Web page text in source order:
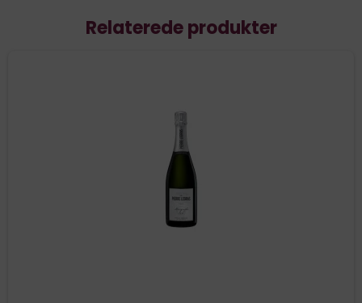
Relaterede produkter